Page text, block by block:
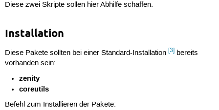
Diese zwei Skripte sollen hier Abhilfe schaffen.
Installation
Diese Pakete sollten bei einer Standard-Installation [3]bereits
vorhanden sein:
zenity
coreutils
Befehl zum Installieren der Pakete: